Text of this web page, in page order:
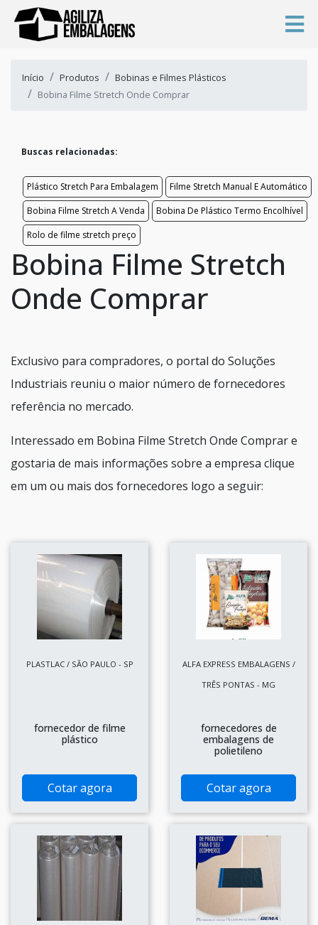
Início Produtos
Bobinas e Filmes Plásticos
Bobina Filme Stretch Onde Comprar
Buscas relacionadas:
Plástico Stretch Para Embalagem
Filme Stretch Manual E Automático
Bobina Filme Stretch A Venda
Bobina De Plástico Termo Encolhível
Rolo de filme stretch preço
Bobina Filme Stretch
Onde Comprar
Exclusivo para compradores, o portal do Soluções
Industriais reuniu o maior número de fornecedores
referência no mercado.
Interessado em Bobina Filme Stretch Onde Comprar e
gostaria de mais informações sobre a empresa clique
em um ou mais dos fornecedores logo a seguir:
PLASTLAC / SÃO PAULO - SP
fornecedor de filme
plástico
Cotar agora
ALFA EXPRESS EMBALAGENS /
TRÊS PONTAS - MG
fornecedores de
embalagens de
polietileno
Cotar agora